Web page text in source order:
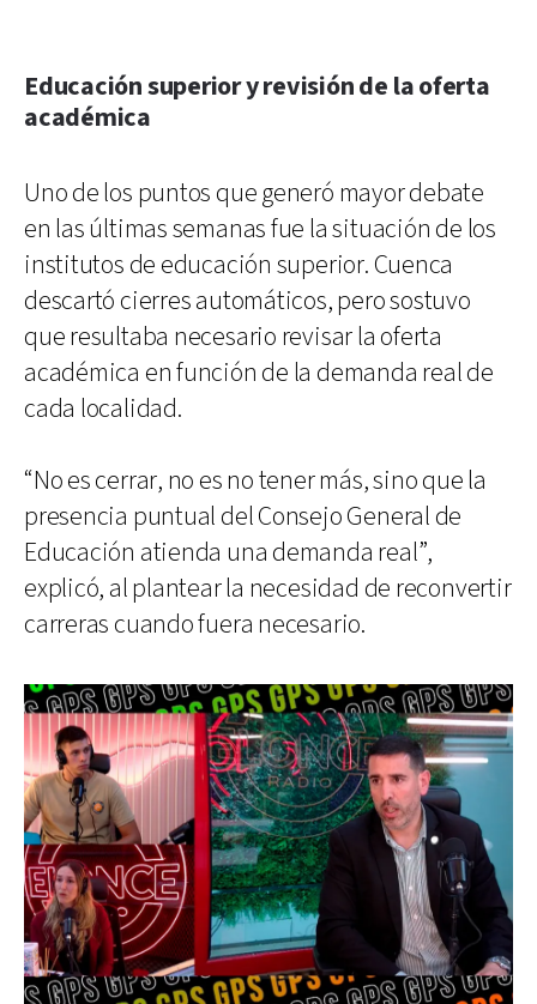
Educación superior y revisión de la oferta
académica
Uno de los puntos que generó mayor debate
en las últimas semanas fue la situación de los
institutos de educación superior. Cuenca
descartó cierres automáticos, pero sostuvo
que resultaba necesario revisar la oferta
académica en función de la demanda real de
cada localidad.
“No es cerrar, no es no tener más, sino que la
presencia puntual del Consejo General de
Educación atienda una demanda real”,
explicó, al plantear la necesidad de reconvertir
carreras cuando fuera necesario.